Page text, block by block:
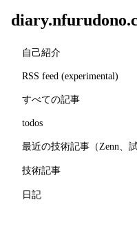
自己紹介
RSS feed (experimental)
すべての記事
todos
最近の技術記事（Zenn、
技術記事
日記